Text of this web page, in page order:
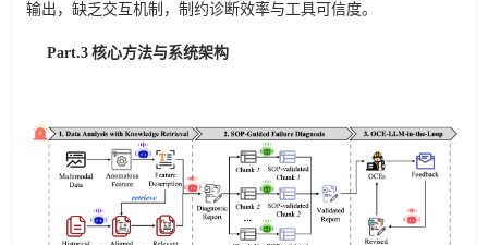
输出，缺乏交互机制，制约诊断效率与工具可信度。
Part.3 核心方法与系统架构